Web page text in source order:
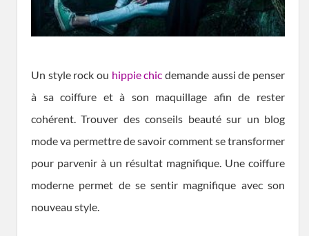
Un style rock ou hippie chic demande aussi de penser
à sa coiffure et à son maquillage afin de rester
cohérent. Trouver des conseils beauté sur un blog
mode va permettre de savoir comment se transformer
pour parvenir à un résultat magnifique. Une coiffure
moderne permet de se sentir magnifique avec son
nouveau style.